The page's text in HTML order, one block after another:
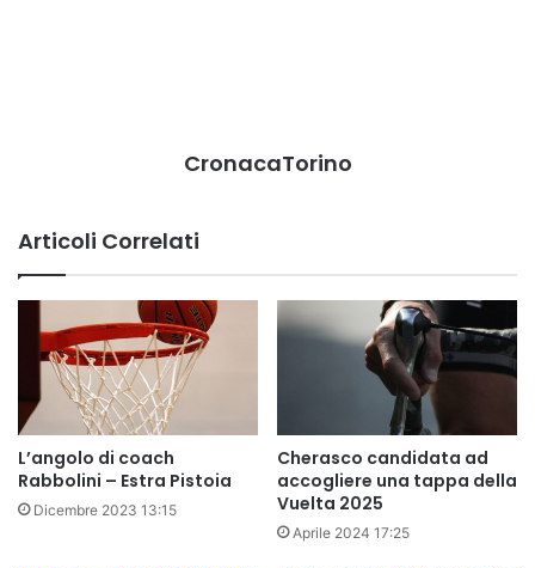
CronacaTorino
Articoli Correlati
L’angolo di coach
Rabbolini – Estra Pistoia
Dicembre 2023 13:15
Cherasco candidata ad
accogliere una tappa della
Vuelta 2025
Aprile 2024 17:25